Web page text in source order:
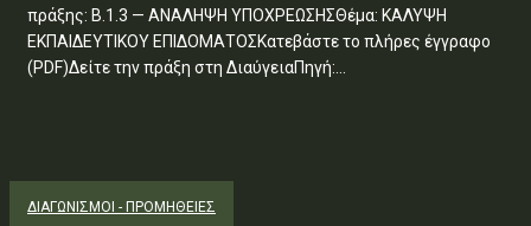
πράξης: Β.1.3 — ΑΝΑΛΗΨΗ ΥΠΟΧΡΕΩΣΗΣΘέμα: ΚΑΛΥΨΗ
ΕΚΠΑΙΔΕΥΤΙΚΟΥ ΕΠΙΔΟΜΑΤΟΣΚατεβάστε το πλήρες έγγραφο
(PDF)Δείτε την πράξη στη ΔιαύγειαΠηγή:...
ΔΙΑΓΩΝΙΣΜΟΊ - ΠΡΟΜΉΘΕΙΕΣ